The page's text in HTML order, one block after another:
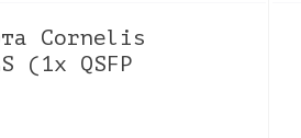
Cornelis
(1x QSFP